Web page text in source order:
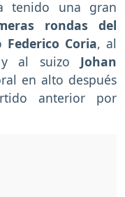
tenido una gran
rondas del
Federico Coria, al
y al suizo Johan
en alto después
anterior por